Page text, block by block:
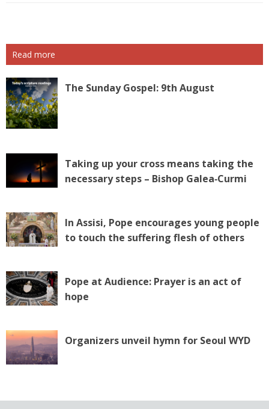
Read more
The Sunday Gospel: 9th August
Taking up your cross means taking the
necessary steps – Bishop Galea‑Curmi
In Assisi, Pope encourages young people
to touch the suffering flesh of others
Pope at Audience: Prayer is an act of
hope
Organizers unveil hymn for Seoul WYD